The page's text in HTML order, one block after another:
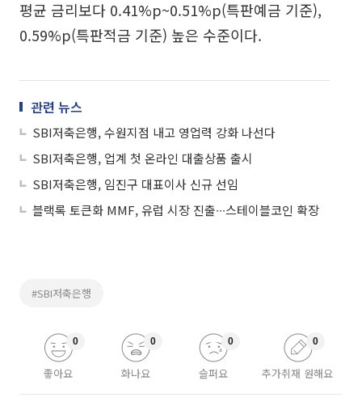
평균 금리보다 0.41%p~0.51%p(특판예금 기준),
0.59%p(특판적금 기준) 높은 수준이다.
관련 뉴스
SBI저축은행, 수원지점 내고 영업력 강화 나선다
SBI저축은행, 업계 첫 온라인 대출상품 출시
SBI저축은행, 임진구 대표이사 신규 선임
블랙록 토큰화 MMF, 유럽 시장 진출∙∙∙스테이블코인 확장
#SBI저축은행
좋아요
0
화나요
0
슬퍼요
0
추가취재 원해요
0